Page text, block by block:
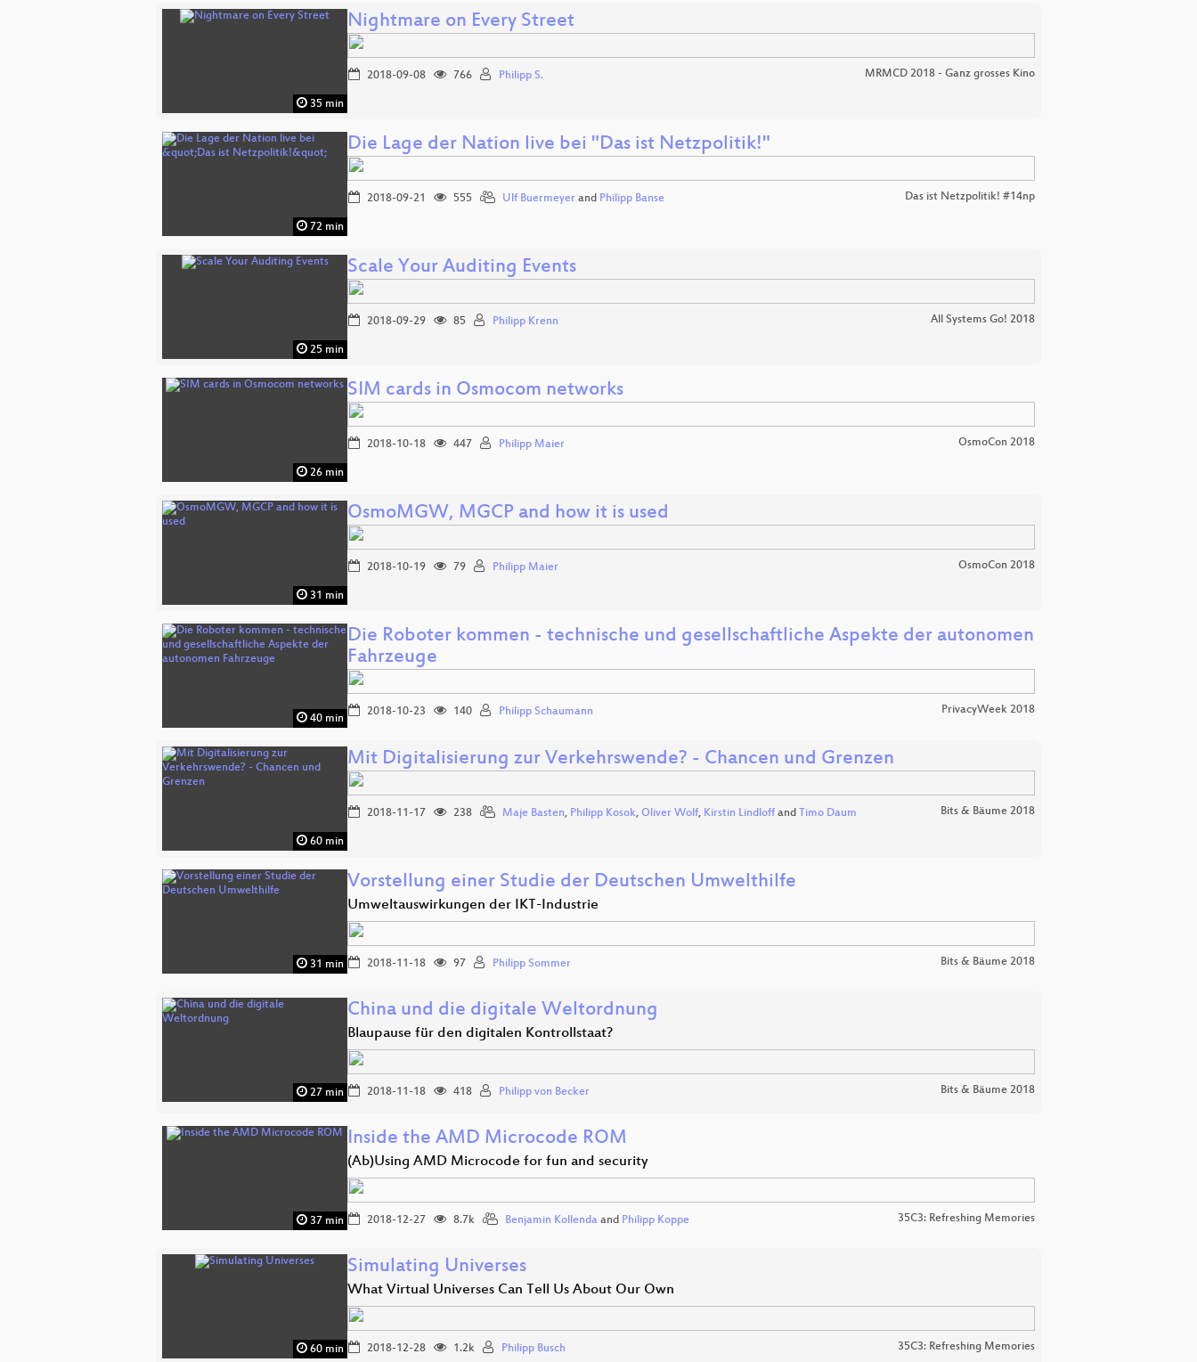
35 min
Nightmare on Every Street
2018-09-08 766 Philipp S. MRMCD 2018 - Ganz grosses Kino
72 min
Die Lage der Nation live bei "Das ist Netzpolitik!"
2018-09-21 555 Ulf Buermeyer and Philipp Banse Das ist Netzpolitik! #14np
25 min
Scale Your Auditing Events
2018-09-29 85 Philipp Krenn All Systems Go! 2018
26 min
SIM cards in Osmocom networks
2018-10-18 447 Philipp Maier OsmoCon 2018
31 min
OsmoMGW, MGCP and how it is used
2018-10-19 79 Philipp Maier OsmoCon 2018
40 min
Die Roboter kommen - technische und gesellschaftliche Aspekte der autonomen
Fahrzeuge
2018-10-23 140 Philipp Schaumann PrivacyWeek 2018
60 min
Mit Digitalisierung zur Verkehrswende? - Chancen und Grenzen
2018-11-17 238 Maje Basten, Philipp Kosok, Oliver Wolf, Kirstin Lindloff and Timo Daum Bits & Bäume 2018
31 min
Vorstellung einer Studie der Deutschen Umwelthilfe
Umweltauswirkungen der IKT-Industrie
2018-11-18 97 Philipp Sommer Bits & Bäume 2018
27 min
China und die digitale Weltordnung
Blaupause für den digitalen Kontrollstaat?
2018-11-18 418 Philipp von Becker Bits & Bäume 2018
37 min
Inside the AMD Microcode ROM
(Ab)Using AMD Microcode for fun and security
2018-12-27 8.7k Benjamin Kollenda and Philipp Koppe 35C3: Refreshing Memories
60 min
Simulating Universes
What Virtual Universes Can Tell Us About Our Own
2018-12-28 1.2k Philipp Busch 35C3: Refreshing Memories